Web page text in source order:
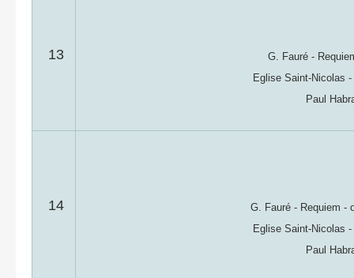
13
G. Fauré -
Eglise Saint-Nicolas
Paul
14
G. Fauré - Requiem -
Eglise Saint-Nicolas
Paul